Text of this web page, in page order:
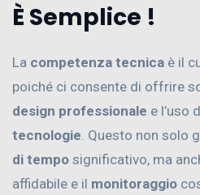
È Semplice !
La competenza tecnica è il
poiché ci consente di offrire
design professionale e l’uso
tecnologie . Questo non solo
di tempo significativo, ma
affidabile e il monitoraggio